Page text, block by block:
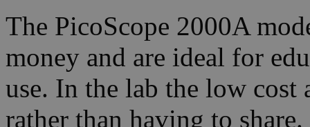
The PicoScope 2000A
money and are ideal for
use. In the lab the low cost
rather than having to share.